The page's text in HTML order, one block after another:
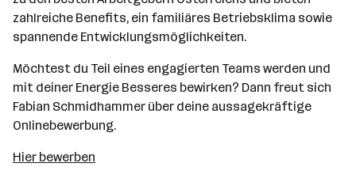
zahlreiche Benefits, ein familiäres Betriebsklima sowie
spannende Entwicklungsmöglichkeiten.
Möchtest du Teil eines engagierten Teams werden und
mit deiner Energie Besseres bewirken? Dann freut sich
Fabian Schmidhammer über deine aussagekräftige
Onlinebewerbung.
Hier bewerben